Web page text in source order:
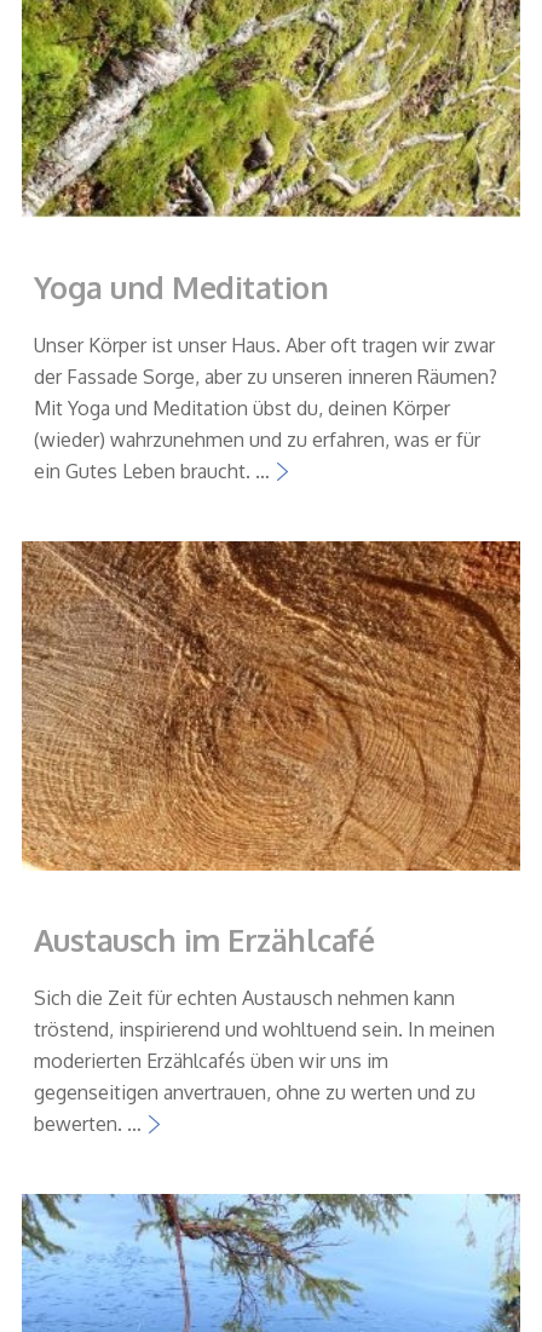
Yoga und Meditation
Unser Körper ist unser Haus. Aber oft tragen wir zwar
der Fassade Sorge, aber zu unseren inneren Räumen?
Mit Yoga und Meditation übst du, deinen Körper
(wieder) wahrzunehmen und zu erfahren, was er für
ein Gutes Leben braucht. …
Austausch im Erzählcafé
Sich die Zeit für echten Austausch nehmen kann
tröstend, inspirierend und wohltuend sein. In meinen
moderierten Erzählcafés üben wir uns im
gegenseitigen anvertrauen, ohne zu werten und zu
bewerten. …